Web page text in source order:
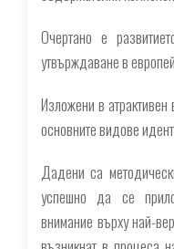
Очертано е
утвърждаване в
Изложени в
основните видове
Дадени са
успешно да се
внимание върху най-